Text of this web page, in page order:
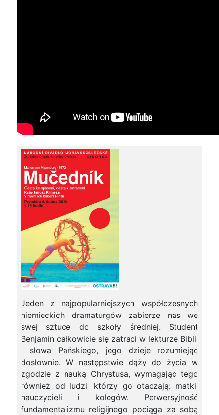
Jeden z najpopularniejszych współczesnych
niemieckich dramaturgów zabierze nas we
swej sztuce do szkoły średniej. Student
Benjamin całkowicie się zatraci w lekturze Biblii
i słowa Pańskiego, jego dzieje rozumiejąc
dosłownie. W następstwie dąży do życia w
zgodzie z nauką Chrystusa, wymagając tego
również od ludzi, którzy go otaczają: matki,
nauczycieli i kolegów. Perwersyjność
fundamentalizmu religijnego pociąga za sobą